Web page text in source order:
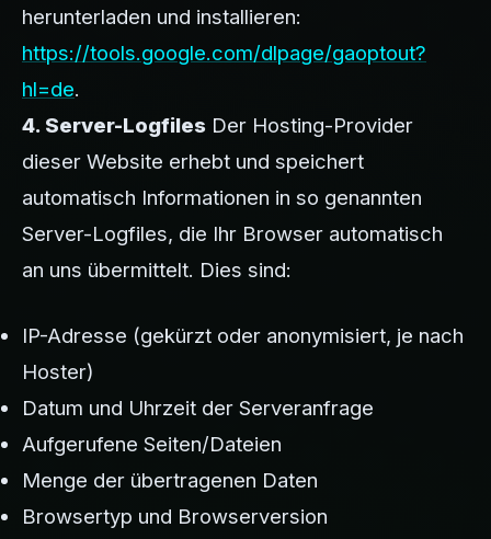
herunterladen und installieren:
https://tools.google.com/dlpage/gaoptout?
hl=de.
4. Server-Logfiles Der Hosting-Provider
dieser Website erhebt und speichert
automatisch Informationen in so genannten
Server-Logfiles, die Ihr Browser automatisch
an uns übermittelt. Dies sind:
IP-Adresse (gekürzt oder anonymisiert, je nach
Hoster)
Datum und Uhrzeit der Serveranfrage
Aufgerufene Seiten/Dateien
Menge der übertragenen Daten
Browsertyp und Browserversion